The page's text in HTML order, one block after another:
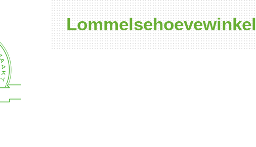
Lommelsehoevewinkel